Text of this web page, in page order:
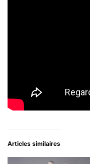
Articles similaires